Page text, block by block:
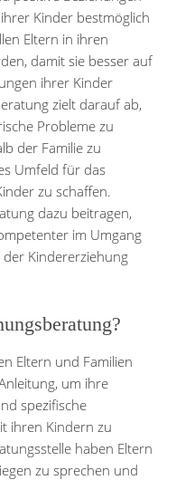
Kinder bestmöglich
Eltern in ihren
damit sie besser auf
ihrer Kinder
zielt darauf ab,
Probleme zu
der Familie zu
Umfeld für das
zu schaffen.
dazu beitragen,
im Umgang
Kindererziehung
Eltern und Familien
um ihre
spezifische
ihren Kindern zu
haben Eltern
zu sprechen und